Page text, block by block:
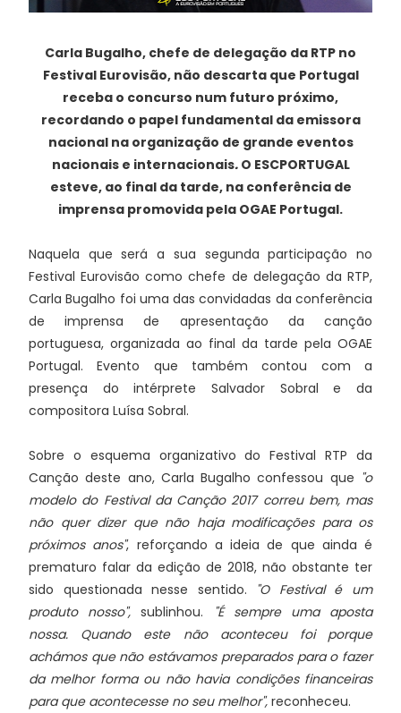
Carla Bugalho, chefe de delegação da RTP no
Festival Eurovisão, não descarta que Portugal
receba o concurso num futuro próximo,
recordando o papel fundamental da emissora
nacional na organização de grande eventos
nacionais e internacionais. O ESCPORTUGAL
esteve, ao final da tarde, na conferência de
imprensa promovida pela OGAE Portugal.
Naquela que será a sua segunda participação no
Festival Eurovisão como chefe de delegação da RTP,
Carla Bugalho foi uma das convidadas da conferência
de imprensa de apresentação da canção
portuguesa, organizada ao final da tarde pela OGAE
Portugal. Evento que também contou com a
presença do intérprete Salvador Sobral e da
compositora Luísa Sobral.
Sobre o esquema organizativo do Festival RTP da
Canção deste ano, Carla Bugalho confessou que "o
modelo do Festival da Canção 2017 correu bem, mas
não quer dizer que não haja modificações para os
próximos anos", reforçando a ideia de que ainda é
prematuro falar da edição de 2018, não obstante ter
sido questionada nesse sentido. "O Festival é um
produto nosso", sublinhou. "É sempre uma aposta
nossa. Quando este não aconteceu foi porque
achámos que não estávamos preparados para o fazer
da melhor forma ou não havia condições financeiras
para que acontecesse no seu melhor", reconheceu.